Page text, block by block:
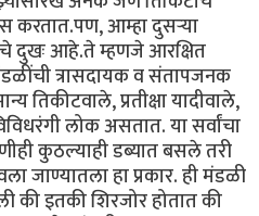
करतात.पण, आम्हा दुसऱ्या
दुखः आहे.ते म्हणजे आरक्षित
त्रासदायक व संतापजनक
तिकीटवाले, प्रतीक्षा यादीवाले,
लोक असतात. या सर्वांचा
कुठल्याही डब्यात बसले तरी
जाण्यातला हा प्रकार. ही मंडळी
की इतकी शिरजोर होतात की